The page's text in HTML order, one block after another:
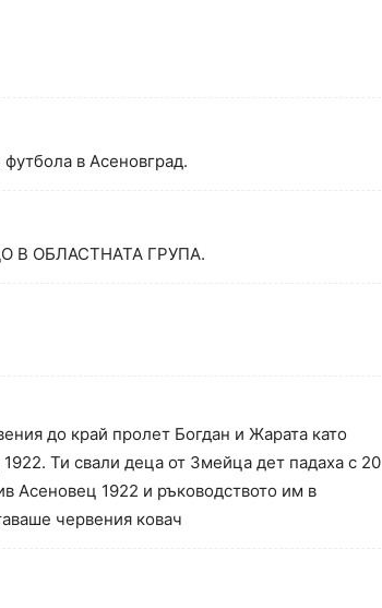
в Асеновград.
В ОБЛАСТНАТА ГРУПА.
до край пролет Богдан и Жарата като
Ти свали деца от Змейца дет падаха с 20
Асеновец 1922 и ръководството им в
червения ковач